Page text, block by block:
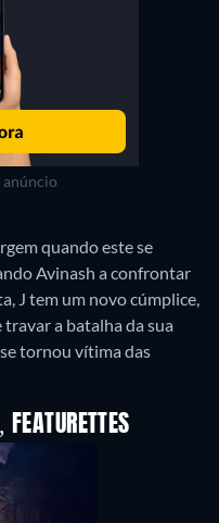
anúncio
quando este se
Avinash a confrontar
J tem um novo cúmplice,
a batalha da sua
tornou vítima das